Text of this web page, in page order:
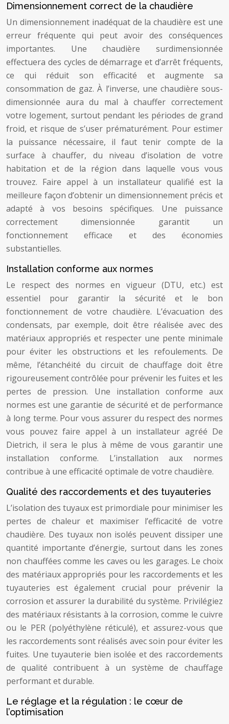
Dimensionnement correct de la chaudière
Un dimensionnement inadéquat de la chaudière est une
erreur fréquente qui peut avoir des conséquences
importantes. Une chaudière surdimensionnée
effectuera des cycles de démarrage et d’arrêt fréquents,
ce qui réduit son efficacité et augmente sa
consommation de gaz. À l’inverse, une chaudière sous-
dimensionnée aura du mal à chauffer correctement
votre logement, surtout pendant les périodes de grand
froid, et risque de s’user prématurément. Pour estimer
la puissance nécessaire, il faut tenir compte de la
surface à chauffer, du niveau d’isolation de votre
habitation et de la région dans laquelle vous vous
trouvez. Faire appel à un installateur qualifié est la
meilleure façon d’obtenir un dimensionnement précis et
adapté à vos besoins spécifiques. Une puissance
correctement dimensionnée garantit un
fonctionnement efficace et des économies
substantielles.
Installation conforme aux normes
Le respect des normes en vigueur (DTU, etc.) est
essentiel pour garantir la sécurité et le bon
fonctionnement de votre chaudière. L’évacuation des
condensats, par exemple, doit être réalisée avec des
matériaux appropriés et respecter une pente minimale
pour éviter les obstructions et les refoulements. De
même, l’étanchéité du circuit de chauffage doit être
rigoureusement contrôlée pour prévenir les fuites et les
pertes de pression. Une installation conforme aux
normes est une garantie de sécurité et de performance
à long terme. Pour vous assurer du respect des normes
vous pouvez faire appel à un installateur agréé De
Dietrich, il sera le plus à même de vous garantir une
installation conforme. L’installation aux normes
contribue à une efficacité optimale de votre chaudière.
Qualité des raccordements et des tuyauteries
L’isolation des tuyaux est primordiale pour minimiser les
pertes de chaleur et maximiser l’efficacité de votre
chaudière. Des tuyaux non isolés peuvent dissiper une
quantité importante d’énergie, surtout dans les zones
non chauffées comme les caves ou les garages. Le choix
des matériaux appropriés pour les raccordements et les
tuyauteries est également crucial pour prévenir la
corrosion et assurer la durabilité du système. Privilégiez
des matériaux résistants à la corrosion, comme le cuivre
ou le PER (polyéthylène réticulé), et assurez-vous que
les raccordements sont réalisés avec soin pour éviter les
fuites. Une tuyauterie bien isolée et des raccordements
de qualité contribuent à un système de chauffage
performant et durable.
Le réglage et la régulation : le cœur de
l’optimisation